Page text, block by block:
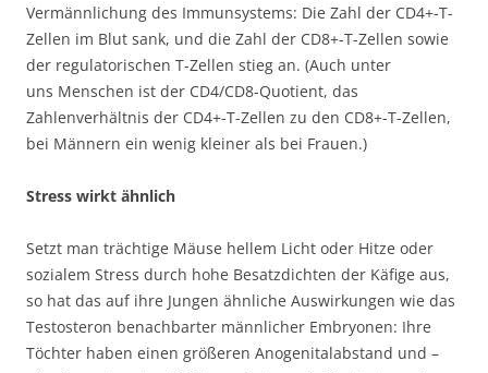
Vermännlichung des Immunsystems: Die Zahl der CD4+-T-
Zellen im Blut sank, und die Zahl der CD8+-T-Zellen sowie
der regulatorischen T-Zellen stieg an. (Auch unter
uns Menschen ist der CD4/CD8-Quotient, das
Zahlenverhältnis der CD4+-T-Zellen zu den CD8+-T-Zellen,
bei Männern ein wenig kleiner als bei Frauen.)
Stress wirkt ähnlich
Setzt man trächtige Mäuse hellem Licht oder Hitze oder
sozialem Stress durch hohe Besatzdichten der Käfige aus,
so hat das auf ihre Jungen ähnliche Auswirkungen wie das
Testosteron benachbarter männlicher Embryonen: Ihre
Töchter haben einen größeren Anogenitalabstand und –